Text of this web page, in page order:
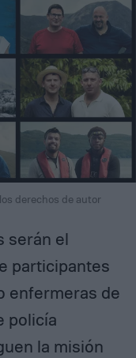
derechos de autor
serán el
participantes
enfermeras de
policía
la misión